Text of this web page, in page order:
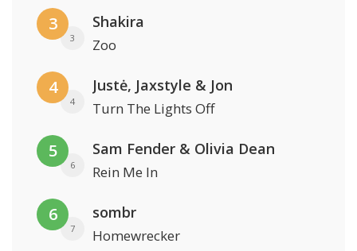
3
3
Shakira
Zoo
4
4
Justė, Jaxstyle & Jon
Turn The Lights Off
5
6
Sam Fender & Olivia Dean
Rein Me In
6
7
sombr
Homewrecker